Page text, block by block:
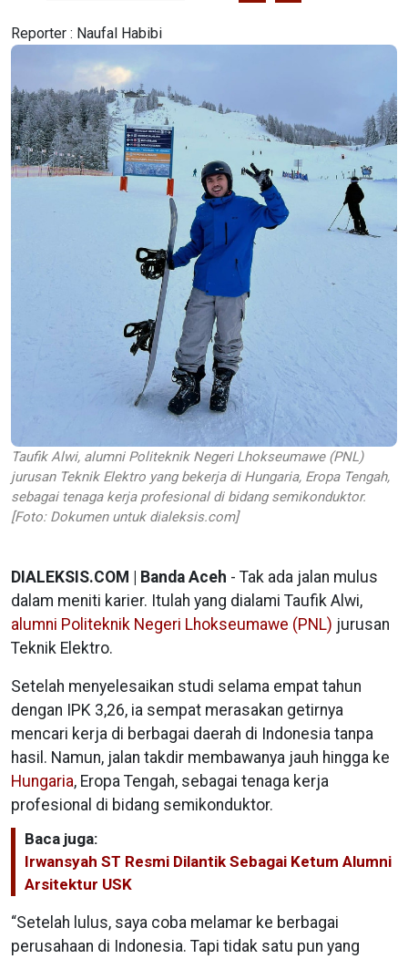
Reporter : Naufal Habibi
Taufik Alwi, alumni Politeknik Negeri Lhokseumawe (PNL)
jurusan Teknik Elektro yang bekerja di Hungaria, Eropa Tengah,
sebagai tenaga kerja profesional di bidang semikonduktor.
[Foto: Dokumen untuk dialeksis.com]
DIALEKSIS.COM | Banda Aceh - Tak ada jalan mulus
dalam meniti karier. Itulah yang dialami Taufik Alwi,
alumni Politeknik Negeri Lhokseumawe (PNL) jurusan
Teknik Elektro.
Setelah menyelesaikan studi selama empat tahun
dengan IPK 3,26, ia sempat merasakan getirnya
mencari kerja di berbagai daerah di Indonesia tanpa
hasil. Namun, jalan takdir membawanya jauh hingga ke
Hungaria, Eropa Tengah, sebagai tenaga kerja
profesional di bidang semikonduktor.
Baca juga:
Irwansyah ST Resmi Dilantik Sebagai Ketum Alumni
Arsitektur USK
“Setelah lulus, saya coba melamar ke berbagai
perusahaan di Indonesia. Tapi tidak satu pun yang